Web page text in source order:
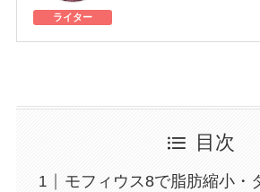
ライター
美容医療施術歴：ボトッ
目次
モフィウス8で脂肪縮小・